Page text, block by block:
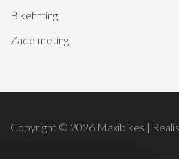
Bikefitting
Zadelmeting
Copyright © 2026 Maxibikes |